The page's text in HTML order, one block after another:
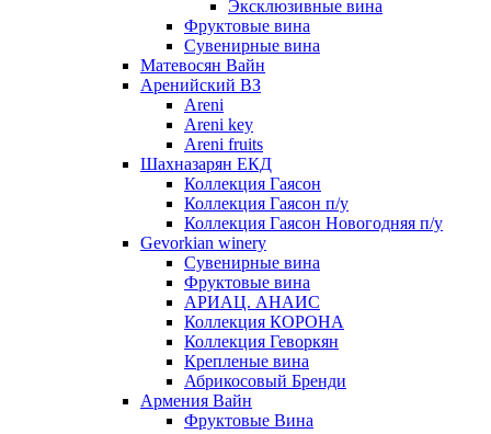
Эксклюзивные вина
Фруктовые вина
Cувенирные вина
Матевосян Вайн
Аренийский ВЗ
Areni
Areni key
Areni fruits
Шахназарян ЕКД
Коллекция Гаясон
Коллекция Гаясон п/у
Коллекция Гаясон Новогодняя п/у
Gevorkian winery
Сувенирные вина
Фруктовые вина
АРИАЦ. АНАИС
Коллекция КОРОНА
Коллекция Геворкян
Крепленые вина
Абрикосовый Бренди
Армения Вайн
Фруктовые Вина